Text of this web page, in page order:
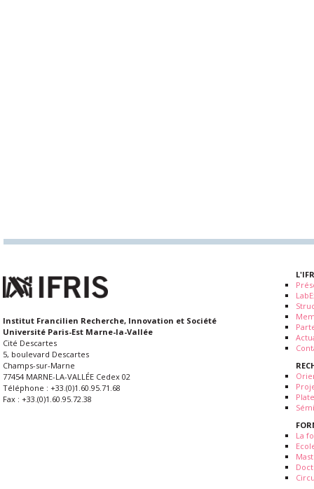
Institut Francilien Recherche, Innovation et Société
Université Paris-Est Marne-la-Vallée
Cité Descartes
5, boulevard Descartes
Champs-sur-Marne
77454 MARNE-LA-VALLÉE Cedex 02
Téléphone : +33.(0)1.60.95.71.68
Fax : +33.(0)1.60.95.72.38
La